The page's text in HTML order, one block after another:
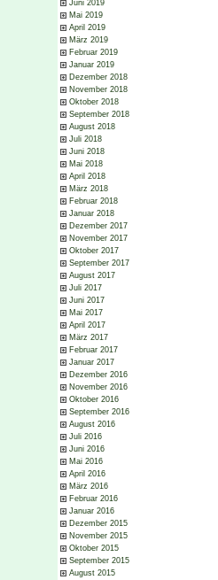
Juni 2019
Mai 2019
April 2019
März 2019
Februar 2019
Januar 2019
Dezember 2018
November 2018
Oktober 2018
September 2018
August 2018
Juli 2018
Juni 2018
Mai 2018
April 2018
März 2018
Februar 2018
Januar 2018
Dezember 2017
November 2017
Oktober 2017
September 2017
August 2017
Juli 2017
Juni 2017
Mai 2017
April 2017
März 2017
Februar 2017
Januar 2017
Dezember 2016
November 2016
Oktober 2016
September 2016
August 2016
Juli 2016
Juni 2016
Mai 2016
April 2016
März 2016
Februar 2016
Januar 2016
Dezember 2015
November 2015
Oktober 2015
September 2015
August 2015